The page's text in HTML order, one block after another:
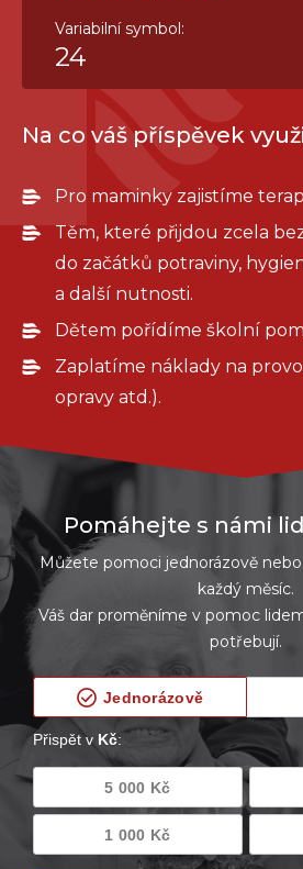
Variabilní symbol:
24
Na co váš příspěvek
Pro maminky zajistíme
Těm, které přijdou zcela
do začátků potraviny,
a další nutnosti.
Dětem pořídíme školní
Zaplatíme náklady na
opravy atd.).
Pomáhejte s námi
Můžete pomoci jednorázově
každý měsíc.
Váš dar proměníme v pomoc
potřebují.